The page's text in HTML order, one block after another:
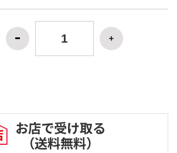
お店で受け取る
（送料無料）